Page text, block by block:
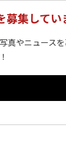
募集してい
真やニュース